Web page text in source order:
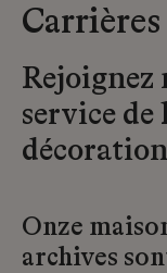
Carrières
Rejoignez
service de
Onze
archives